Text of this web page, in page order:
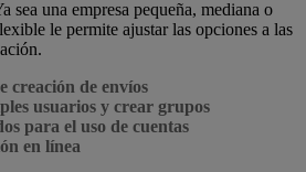
sea una empresa pequeña, mediana o
le permite ajustar las opciones a las
creación de envíos
usuarios y crear grupos
para el uso de cuentas
en línea